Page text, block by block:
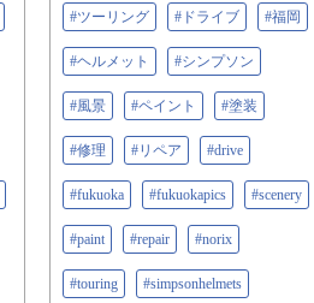
#ツーリング #ドライブ #福岡
#ヘルメット #シンプソン
#風景 #ペイント #塗装
#修理 #リペア #drive
#fukuoka #fukuokapics #scenery
#paint #repair #norix
#touring #simpsonhelmets